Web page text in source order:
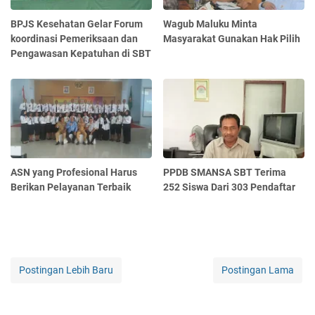
BPJS Kesehatan Gelar Forum
koordinasi Pemeriksaan dan
Pengawasan Kepatuhan di SBT
Wagub Maluku Minta
Masyarakat Gunakan Hak Pilih
ASN yang Profesional Harus
Berikan Pelayanan Terbaik
PPDB SMANSA SBT Terima
252 Siswa Dari 303 Pendaftar
Postingan Lebih Baru Postingan Lama